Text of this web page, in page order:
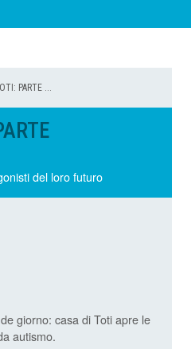
PARTE ...
del loro futuro
giorno: casa di Toti apre le
autismo.